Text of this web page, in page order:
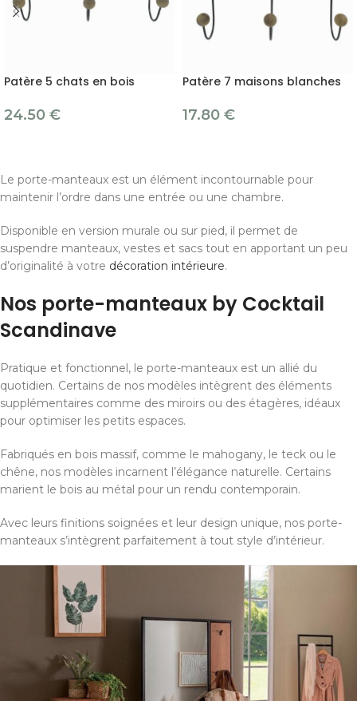
Patère 5 chats en bois
24.50 €
Patère 7 maisons blanches
17.80 €
Le porte-manteaux est un élément incontournable pour
maintenir l’ordre dans une entrée ou une chambre.
Disponible en version murale ou sur pied, il permet de
suspendre manteaux, vestes et sacs tout en apportant un peu
d’originalité à votre décoration intérieure.
Nos porte-manteaux by Cocktail
Scandinave
Pratique et fonctionnel, le porte-manteaux est un allié du
quotidien. Certains de nos modèles intègrent des éléments
supplémentaires comme des miroirs ou des étagères, idéaux
pour optimiser les petits espaces.
Fabriqués en bois massif, comme le mahogany, le teck ou le
chêne, nos modèles incarnent l’élégance naturelle. Certains
marient le bois au métal pour un rendu contemporain.
Avec leurs finitions soignées et leur design unique, nos porte-
manteaux s’intègrent parfaitement à tout style d’intérieur.